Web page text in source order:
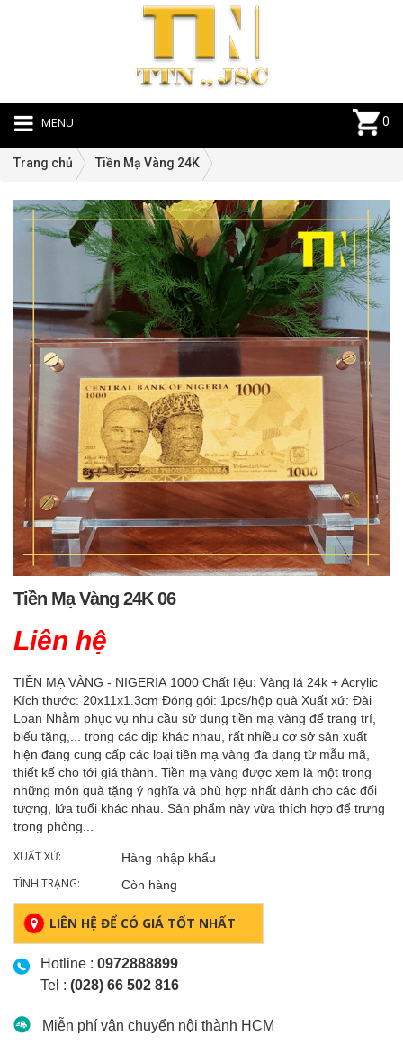
MENU 0
Trang chủ Tiền Mạ Vàng 24K
Tiền Mạ Vàng 24K 06
Liên hệ
TIỀN MẠ VÀNG - NIGERIA 1000 Chất liệu: Vàng lá 24k + Acrylic
Kích thước: 20x11x1.3cm Đóng gói: 1pcs/hộp quà Xuất xứ: Đài
Loan Nhằm phục vụ nhu cầu sử dụng tiền mạ vàng để trang trí,
biếu tặng,... trong các dịp khác nhau, rất nhiều cơ sở sản xuất
hiện đang cung cấp các loại tiền mạ vàng đa dạng từ mẫu mã,
thiết kế cho tới giá thành. Tiền mạ vàng được xem là một trong
những món quà tặng ý nghĩa và phù hợp nhất dành cho các đối
tượng, lứa tuổi khác nhau. Sản phẩm này vừa thích hợp để trưng
trong phòng...
XUẤT XỨ: Hàng nhập khẩu
TÌNH TRẠNG: Còn hàng
LIÊN HỆ ĐỂ CÓ GIÁ TỐT NHẤT
Hotline : 0972888899
Tel : (028) 66 502 816
Miễn phí vận chuyển nội thành HCM